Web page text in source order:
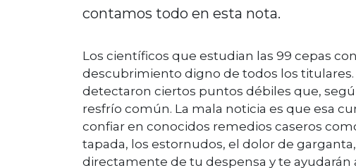
contamos todo en esta nota.
Los científicos que estudian las 99 cepas
descubrimiento digno de todos los
detectaron ciertos puntos débiles que,
resfrío común. La mala noticia es que esa
confiar en conocidos remedios caseros
tapada, los estornudos, el dolor de
directamente de tu despensa y te